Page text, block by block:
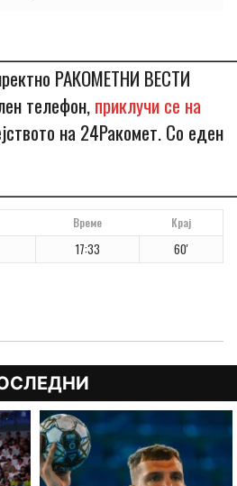
РАКОМЕТНИ ВЕСТИ
телефон,приклучи се на
на 24Ракомет. Со еден
Време Крај
17:33 60'